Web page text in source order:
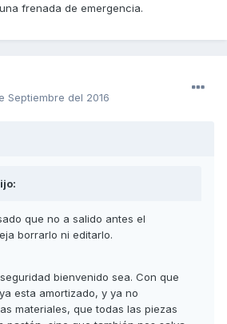
frenada de emergencia.
Septiembre del 2016
que no a salido antes el
borrarlo ni editarlo.
bienvenido sea. Con que
esta amortizado, y ya no
materiales, que todas las piezas